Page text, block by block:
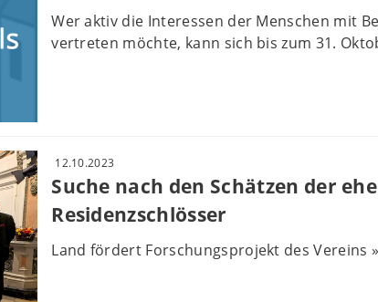
Wer aktiv die Interessen der Menschen mit
vertreten möchte, kann sich bis zum 31.
12.10.2023
Suche nach den Schätzen der
Residenzschlösser
Land fördert Forschungsprojekt des Vereins